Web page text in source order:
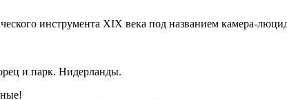
инструмента XIX века под названием камера-
и парк. Нидерланды.